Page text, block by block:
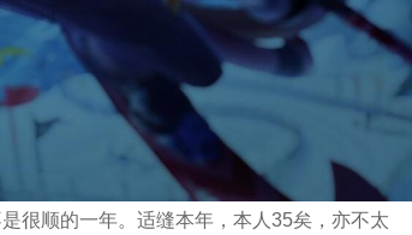
很顺的一年。适缝本年，本人35矣，亦不太